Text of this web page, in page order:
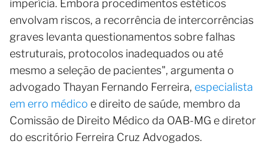
imperícia. Embora procedimentos estéticos
envolvam riscos, a recorrência de intercorrências
graves levanta questionamentos sobre falhas
estruturais, protocolos inadequados ou até
mesmo a seleção de pacientes", argumenta o
advogado Thayan Fernando Ferreira, especialista
em erro médico e direito de saúde, membro da
Comissão de Direito Médico da OAB-MG e diretor
do escritório Ferreira Cruz Advogados.